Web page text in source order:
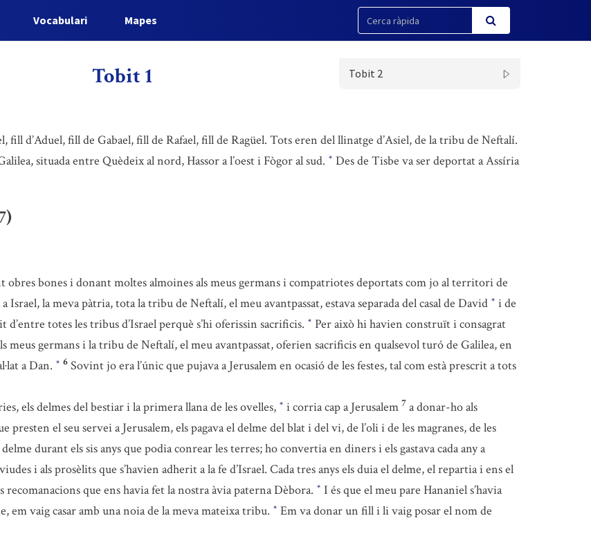
Vocabulari Mapes
Tobit 1 Tobit 2
d’Aduel, fill de Gabael, fill de Rafael, fill de Ragüel. Tots eren del llinatge d’Asiel, de la tribu de Neftalí.
situada entre Quèdeix al nord, Hassor a l’oest i Fògor al sud. * Des de Tisbe va ser deportat a Assíria
obres bones i donant moltes almoines als meus germans i compatriotes deportats com jo al territori de
Israel, la meva pàtria, tota la tribu de Neftalí, el meu avantpassat, estava separada del casal de David * i de
d’entre totes les tribus d’Israel perquè s’hi oferissin sacrificis. * Per això hi havien construït i consagrat
meus germans i la tribu de Neftalí, el meu avantpassat, oferien sacrificis en qualsevol turó de Galilea, en
a Dan. * 6 Sovint jo era l’únic que pujava a Jerusalem en ocasió de les festes, tal com està prescrit a tots
els delmes del bestiar i la primera llana de les ovelles, * i corria cap a Jerusalem 7 a donar-ho als
el seu servei a Jerusalem, els pagava el delme del blat i del vi, de l’oli i de les magranes, de les
durant els sis anys que podia conrear les terres; ho convertia en diners i els gastava cada any a
i als prosèlits que s’havien adherit a la fe d’Israel. Cada tres anys els duia el delme, el repartia i ens el
recomanacions que ens havia fet la nostra àvia paterna Dèbora. * I és que el meu pare Hananiel s’havia
em vaig casar amb una noia de la meva mateixa tribu. * Em va donar un fill i li vaig posar el nom de